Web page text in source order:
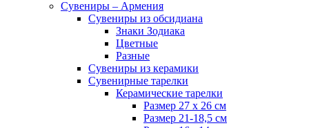
Сувениры – Армения
Сувениры из обсидиана
Знаки Зодиака
Цветные
Разные
Сувениры из керамики
Сувенирные тарелки
Керамические тарелки
Размер 27 х 26 см
Размер 21-18,5 см